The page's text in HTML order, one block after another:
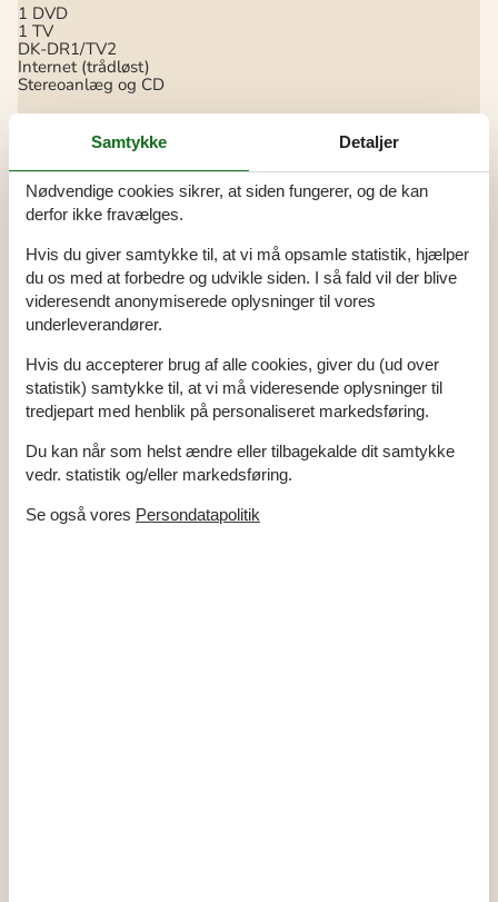
1 DVD
1 TV
DK-DR1/TV2
Internet (trådløst)
Stereoanlæg og CD
I nærheden
Afs. til nærmeste vand/badning
Afstand til indkøb 3 km
Golfbane 200 m
Legeplads 100 m
Nærmeste restaurant 3 km
Indendørs
Brændeovn og pejs
Gulvvarme på badeværelset
Koncepter
Røgfrit hus
Tæt på havet
Økoophold
El-komfur
Emhætte
Kaffemaskine
Samtykke Detaljer
Nødvendige cookies sikrer, at siden fungerer, og de kan
derfor ikke fravælges.
Hvis du giver samtykke til, at vi må opsamle statistik, hjælper
du os med at forbedre og udvikle siden. I så fald vil der blive
videresendt anonymiserede oplysninger til vores
underleverandører.
Hvis du accepterer brug af alle cookies, giver du (ud over
statistik) samtykke til, at vi må videresende oplysninger til
tredjepart med henblik på personaliseret markedsføring.
Du kan når som helst ændre eller tilbagekalde dit samtykke
vedr. statistik og/eller markedsføring.
Se også vores Persondatapolitik